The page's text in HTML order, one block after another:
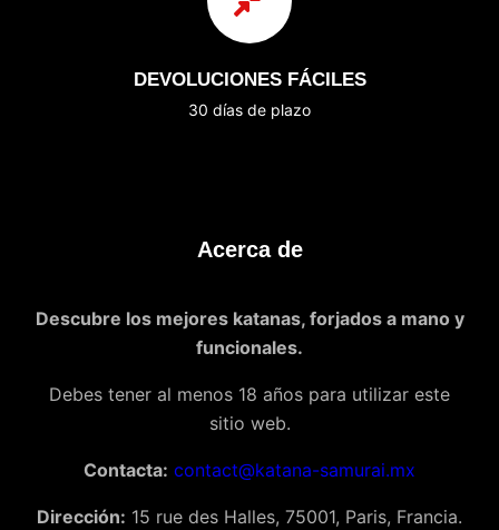
DEVOLUCIONES FÁCILES
30 días de plazo
Acerca de
Descubre los mejores katanas, forjados a mano y
funcionales.
Debes tener al menos 18 años para utilizar este
sitio web.
Contacta: contact@katana-samurai.mx
Dirección: 15 rue des Halles, 75001, Paris, Francia.